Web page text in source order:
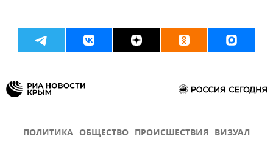
ПОЛИТИКА ОБЩЕСТВО ПРОИСШЕСТВИЯ ВИЗУАЛ